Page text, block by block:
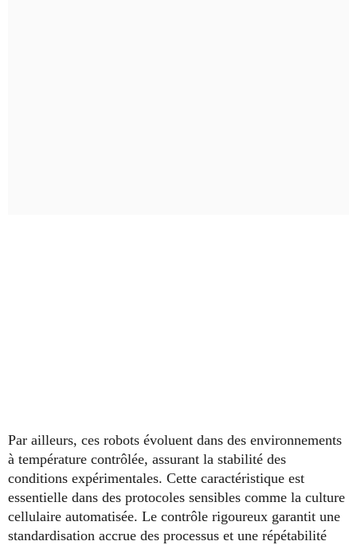
Par ailleurs, ces robots évoluent dans des environnements
à température contrôlée, assurant la stabilité des
conditions expérimentales. Cette caractéristique est
essentielle dans des protocoles sensibles comme la culture
cellulaire automatisée. Le contrôle rigoureux garantit une
standardisation accrue des processus et une répétabilité